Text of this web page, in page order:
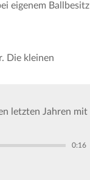
eigenem Ballbesitz
Die kleinen
letzten Jahren mit
0:16